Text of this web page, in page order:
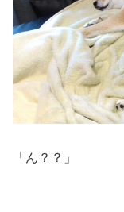
「ん？？」